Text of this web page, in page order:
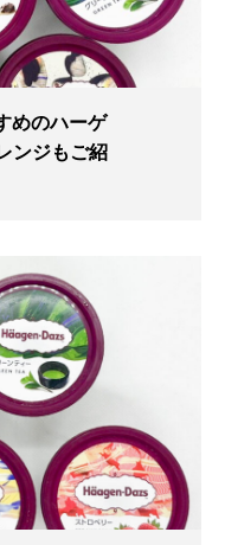
めのハーゲ
ンジもご紹